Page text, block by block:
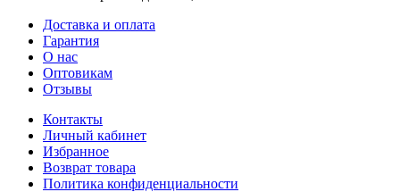
Доставка и оплата
Гарантия
О нас
Оптовикам
Отзывы
Контакты
Личный кабинет
Избранное
Возврат товара
Политика конфиденциальности